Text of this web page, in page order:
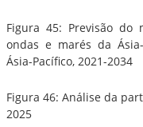
Figura 45: Previsão do
ondas e marés da
Ásia-Pacífico, 2021-2034
Figura 46: Análise da
2025